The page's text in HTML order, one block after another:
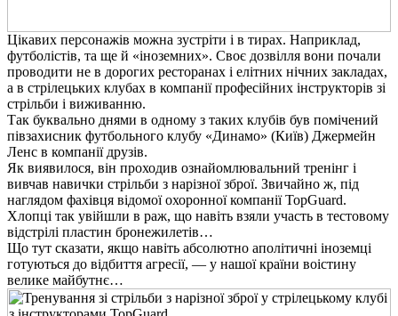
Цікавих персонажів можна зустріти і в тирах. Наприклад,
футболістів, та ще й «іноземних». Своє дозвілля вони почали
проводити не в дорогих ресторанах і елітних нічних закладах,
а в стрілецьких клубах в компанії професійних інструкторів зі
стрільби і виживанню.
Так буквально днями в одному з таких клубів був помічений
півзахисник футбольного клубу «Динамо» (Київ) Джермейн
Ленс в компанії друзів.
Як виявилося, він проходив ознайомлювальний тренінг і
вивчав навички стрільби з нарізної зброї. Звичайно ж, під
наглядом фахівця відомої охоронної компанії TopGuard.
Хлопці так увійшли в раж, що навіть взяли участь в тестовому
відстрілі пластин бронежилетів…
Що тут сказати, якщо навіть абсолютно аполітичні іноземці
готуються до відбиття агресії, — у нашої країни воістину
велике майбутнє…